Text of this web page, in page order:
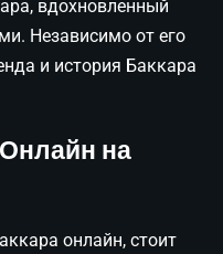
вдохновленный
Независимо от его
и история Баккара
на
онлайн, стоит